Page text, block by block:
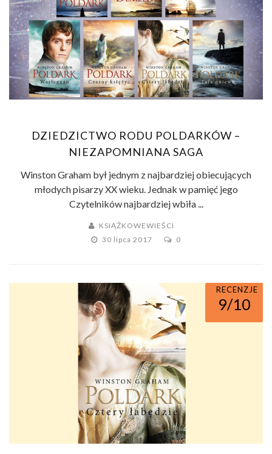
DZIEDZICTWO RODU POLDARKÓW –
NIEZAPOMNIANA SAGA
Winston Graham był jednym z najbardziej obiecujących
młodych pisarzy XX wieku. Jednak w pamięć jego
Czytelników najbardziej wbiła ...
KSIĄŻKOWEWIEŚCI
30 lipca 2017
0
RECENZJE
9/10